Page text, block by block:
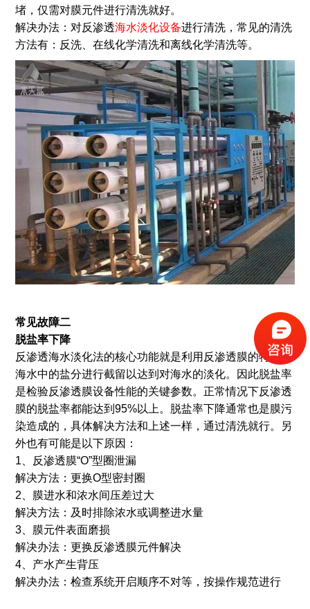
堵，仅需对膜元件进行清洗就好。
解决办法：对反渗透海水淡化设备进行清洗，常见的清洗
方法有：反洗、在线化学清洗和离线化学清洗等。
常见故障二
脱盐率下降
反渗透海水淡化法的核心功能就是利用反渗透膜的特性对
海水中的盐分进行截留以达到对海水的淡化。因此脱盐率
是检验反渗透膜设备性能的关键参数。正常情况下反渗透
膜的脱盐率都能达到95%以上。脱盐率下降通常也是膜污
染造成的，具体解决方法和上述一样，通过清洗就行。另
外也有可能是以下原因：
1、反渗透膜“O”型圈泄漏
解决方法：更换O型密封圈
2、膜进水和浓水间压差过大
解决方法：及时排除浓水或调整进水量
3、膜元件表面磨损
解决办法：更换反渗透膜元件解决
4、产水产生背压
解决办法：检查系统开启顺序不对等，按操作规范进行